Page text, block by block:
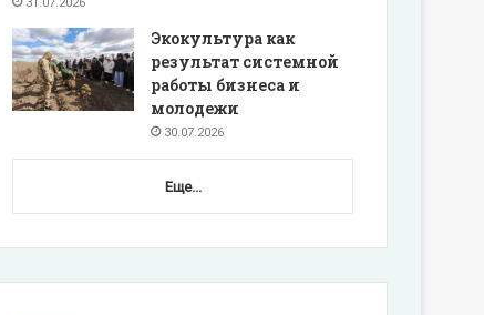
Экокультура как
результат системной
работы бизнеса и
молодежи
30.07.2026
Еще...